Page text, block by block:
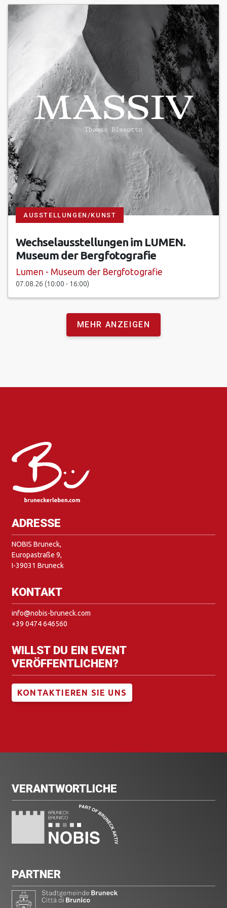
AUSSTELLUNGEN/KUNST
Wechselausstellungen im LUMEN.
Museum der Bergfotografie
Lumen - Museum der Bergfotografie
07.08.26 (10:00 - 16:00)
MEHR ANZEIGEN
ADRESSE
NOBIS Bruneck,
Europastraße 9,
I-39031 Bruneck
KONTAKT
info@nobis-bruneck.com
+39 0474 646560
WILLST DU EIN EVENT
VERÖFFENTLICHEN?
KONTAKTIEREN SIE UNS
VERANTWORTLICHE
PARTNER